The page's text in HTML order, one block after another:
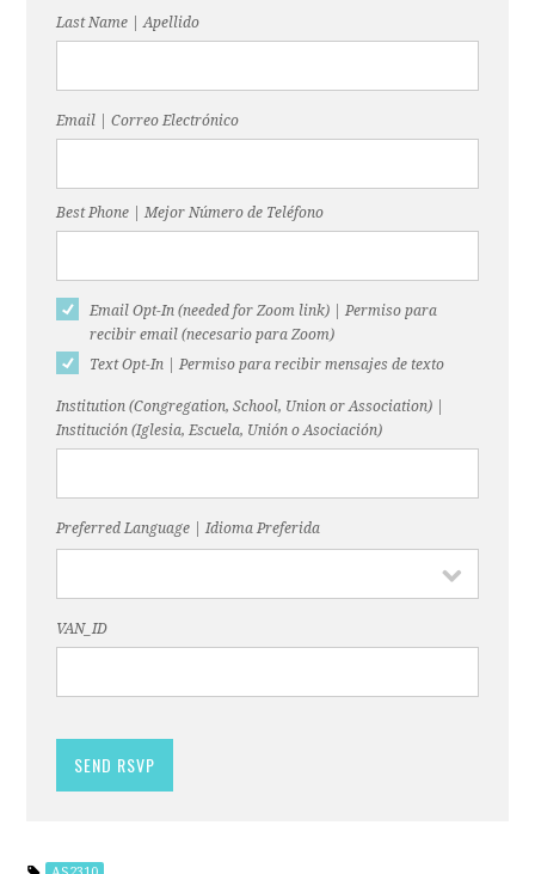
Last Name | Apellido
Email | Correo Electrónico
Best Phone | Mejor Número de Teléfono
Email Opt-In (needed for Zoom link) | Permiso para
recibir email (necesario para Zoom)
Text Opt-In | Permiso para recibir mensajes de texto
Institution (Congregation, School, Union or Association) |
Institución (Iglesia, Escuela, Unión o Asociación)
Preferred Language | Idioma Preferida
VAN_ID